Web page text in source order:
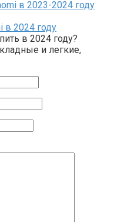
в 2024 году
в 2024 году?
и легкие,